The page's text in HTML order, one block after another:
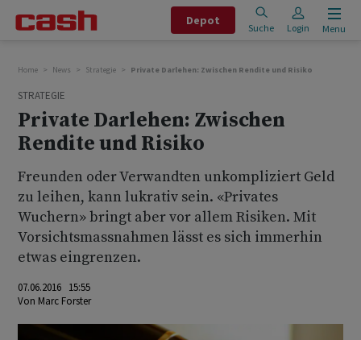
Depot
Suche Login Menu
Home News Strategie Private Darlehen: Zwischen Rendite und Risiko
STRATEGIE
Private Darlehen: Zwischen
Rendite und Risiko
Freunden oder Verwandten unkompliziert Geld
zu leihen, kann lukrativ sein. «Privates
Wuchern» bringt aber vor allem Risiken. Mit
Vorsichtsmassnahmen lässt es sich immerhin
etwas eingrenzen.
07.06.2016 15:55
Von Marc Forster